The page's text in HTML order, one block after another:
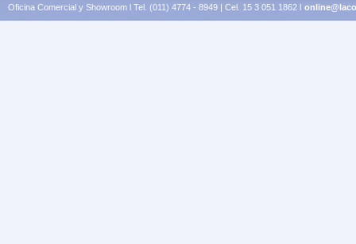
Oficina Comercial y Showroom l Tel. (011) 4774 - 8949 | Cel. 15 3 051 1862 l